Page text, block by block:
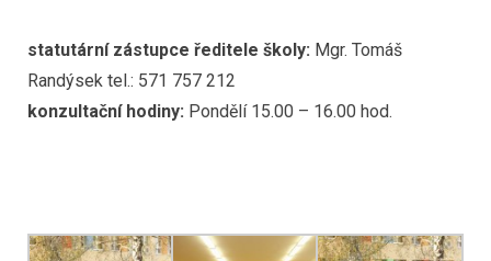
statutární zástupce ředitele školy: Mgr. Tomáš
Randýsek tel.: 571 757 212
konzultační hodiny: Pondělí 15.00 – 16.00 hod.